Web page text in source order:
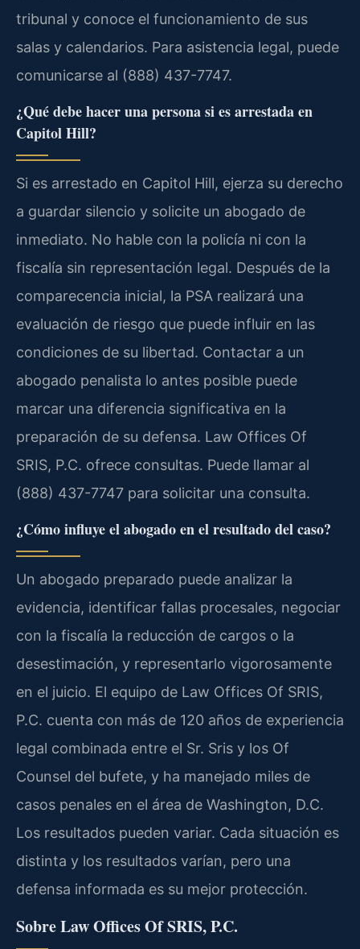
tribunal y conoce el funcionamiento de sus
salas y calendarios. Para asistencia legal, puede
comunicarse al (888) 437-7747.
¿Qué debe hacer una persona si es arrestada en
Capitol Hill?
Si es arrestado en Capitol Hill, ejerza su derecho
a guardar silencio y solicite un abogado de
inmediato. No hable con la policía ni con la
fiscalía sin representación legal. Después de la
comparecencia inicial, la PSA realizará una
evaluación de riesgo que puede influir en las
condiciones de su libertad. Contactar a un
abogado penalista lo antes posible puede
marcar una diferencia significativa en la
preparación de su defensa. Law Offices Of
SRIS, P.C. ofrece consultas. Puede llamar al
(888) 437-7747 para solicitar una consulta.
¿Cómo influye el abogado en el resultado del caso?
Un abogado preparado puede analizar la
evidencia, identificar fallas procesales, negociar
con la fiscalía la reducción de cargos o la
desestimación, y representarlo vigorosamente
en el juicio. El equipo de Law Offices Of SRIS,
P.C. cuenta con más de 120 años de experiencia
legal combinada entre el Sr. Sris y los Of
Counsel del bufete, y ha manejado miles de
casos penales en el área de Washington, D.C.
Los resultados pueden variar. Cada situación es
distinta y los resultados varían, pero una
defensa informada es su mejor protección.
Sobre Law Offices Of SRIS, P.C.